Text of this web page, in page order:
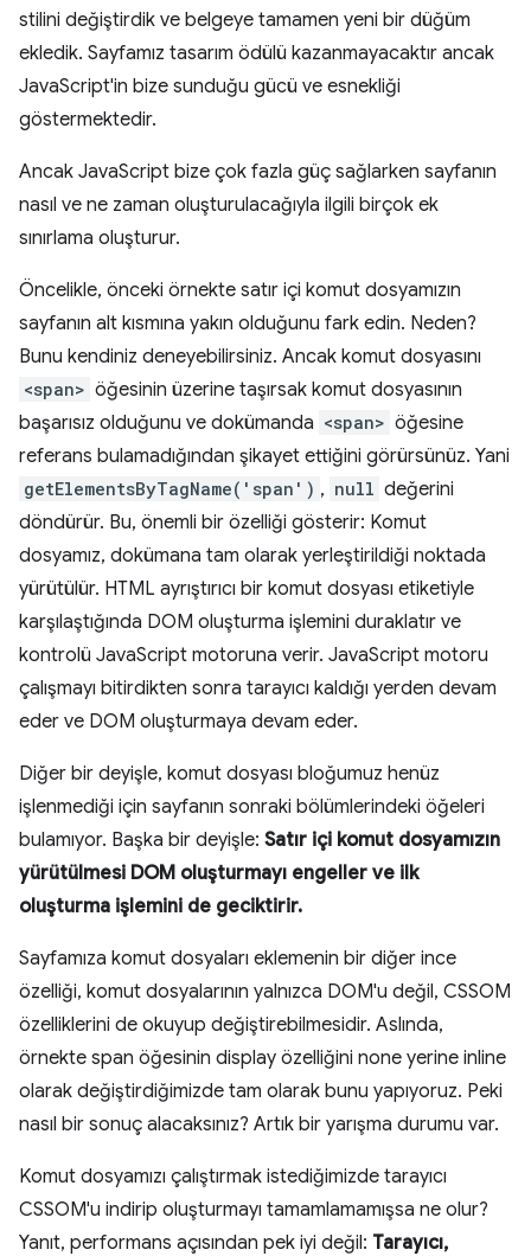
stilini değiştirdik ve belgeye tamamen yeni bir düğüm
ekledik. Sayfamız tasarım ödülü kazanmayacaktır ancak
JavaScript'in bize sunduğu gücü ve esnekliği
göstermektedir.
Ancak JavaScript bize çok fazla güç sağlarken sayfanın
nasıl ve ne zaman oluşturulacağıyla ilgili birçok ek
sınırlama oluşturur.
Öncelikle, önceki örnekte satır içi komut dosyamızın
sayfanın alt kısmına yakın olduğunu fark edin. Neden?
Bunu kendiniz deneyebilirsiniz. Ancak komut dosyasını
<span> öğesinin üzerine taşırsak komut dosyasının
başarısız olduğunu ve dokümanda <span> öğesine
referans bulamadığından şikayet ettiğini görürsünüz. Yani
getElementsByTagName('span') , null değerini
döndürür. Bu, önemli bir özelliği gösterir: Komut
dosyamız, dokümana tam olarak yerleştirildiği noktada
yürütülür. HTML ayrıştırıcı bir komut dosyası etiketiyle
karşılaştığında DOM oluşturma işlemini duraklatır ve
kontrolü JavaScript motoruna verir. JavaScript motoru
çalışmayı bitirdikten sonra tarayıcı kaldığı yerden devam
eder ve DOM oluşturmaya devam eder.
Diğer bir deyişle, komut dosyası bloğumuz henüz
işlenmediği için sayfanın sonraki bölümlerindeki öğeleri
bulamıyor. Başka bir deyişle: Satır içi komut dosyamızın
yürütülmesi DOM oluşturmayı engeller ve ilk
oluşturma işlemini de geciktirir.
Sayfamıza komut dosyaları eklemenin bir diğer ince
özelliği, komut dosyalarının yalnızca DOM'u değil, CSSOM
özelliklerini de okuyup değiştirebilmesidir. Aslında,
örnekte span öğesinin display özelliğini none yerine inline
olarak değiştirdiğimizde tam olarak bunu yapıyoruz. Peki
nasıl bir sonuç alacaksınız? Artık bir yarışma durumu var.
Komut dosyamızı çalıştırmak istediğimizde tarayıcı
CSSOM'u indirip oluşturmayı tamamlamamışsa ne olur?
Yanıt, performans açısından pek iyi değil: Tarayıcı,